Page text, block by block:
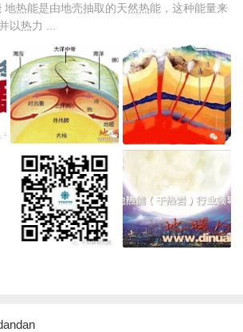
热能是由地壳抽取的天然热能，这种能量来
以热力 ...